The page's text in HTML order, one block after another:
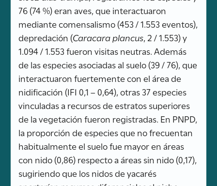
76 (74 %) eran aves, que interactuaron
mediante comensalismo (453 / 1.553 eventos),
depredación (Caracara plancus, 2 / 1.553) y
1.094 / 1.553 fueron visitas neutras. Además
de las especies asociadas al suelo (39 / 76), que
interactuaron fuertemente con el área de
nidificación (IFI 0,1 – 0,64), otras 37 especies
vinculadas a recursos de estratos superiores
de la vegetación fueron registradas. En PNPD,
la proporción de especies que no frecuentan
habitualmente el suelo fue mayor en áreas
con nido (0,86) respecto a áreas sin nido (0,17),
sugiriendo que los nidos de yacarés